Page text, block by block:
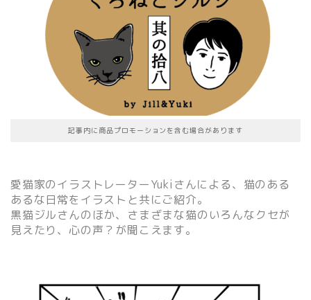
記事内に商品プロモーションを含む場合があります
愛猫家のイラストレーターYukiさんによる、猫のある
あるな日常をイラストと共にご紹介。
黒猫ジルさんのほか、さまざまな猫のいろんなクセが
見えたり、心の声？が聞こえます。